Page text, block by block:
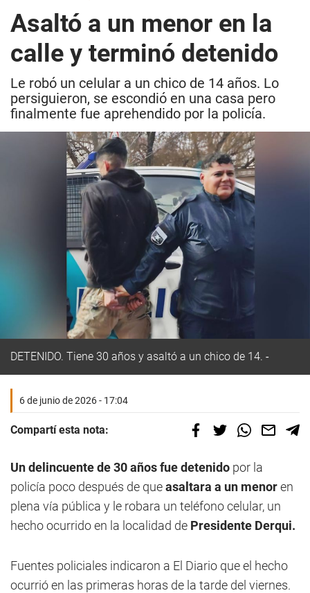
Asaltó a un menor en la
calle y terminó detenido
Le robó un celular a un chico de 14 años. Lo
persiguieron, se escondió en una casa pero
finalmente fue aprehendido por la policía.
DETENIDO. Tiene 30 años y asaltó a un chico de 14.
6 de junio de 2026 - 17:04
Compartí esta nota:
Un delincuente de 30 años fue detenido por la
policía poco después de queasaltara a un menoren
plena vía pública y le robara un teléfono celular, un
hecho ocurrido en la localidad de Presidente Derqui.
Fuentes policiales indicaron a El Diario que el hecho
ocurrió en las primeras horas de la tarde del viernes.